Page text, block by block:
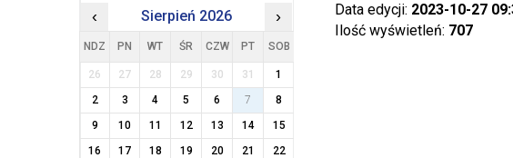
Data edycji: 2023-10-27
Ilość wyświetleń: 707
‹ Sierpień 2026 ›
NDZ PN WT ŚR CZW PT SOB
26 27 28 29 30 31
1
2
3 4 5 6 7
8
9
10 11 12 13 14
15
16
17 18 19 20 21
22